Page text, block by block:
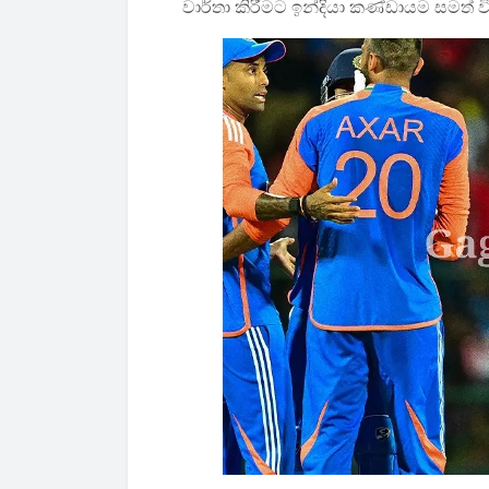
වාර්තා කිරීමට ඉන්දියා කණ්ඩායම සමත්